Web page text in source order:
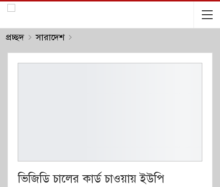
প্রচ্ছদ সারাদেশ
ভিজিডি চালের কার্ড চাওয়ায় ইউপি